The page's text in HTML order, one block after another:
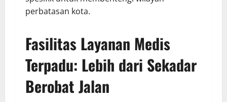
perbatasan kota.
Fasilitas Layanan Medis
Terpadu: Lebih dari Sekadar
Berobat Jalan